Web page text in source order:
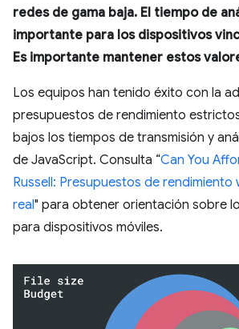
redes de gama baja. El tiempo de
importante para los dispositivos
Es importante mantener estos
Los equipos han tenido éxito con la
presupuestos de rendimiento
bajos los tiempos de transmisión y
de JavaScript. Consulta “Can You
Russell: Presupuestos de rendimiento
real" para obtener orientación sobre
para dispositivos móviles.